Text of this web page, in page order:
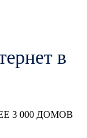
в
3 000 ДОМОВ